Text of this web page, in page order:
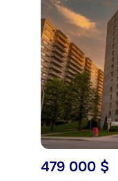
479 000 $